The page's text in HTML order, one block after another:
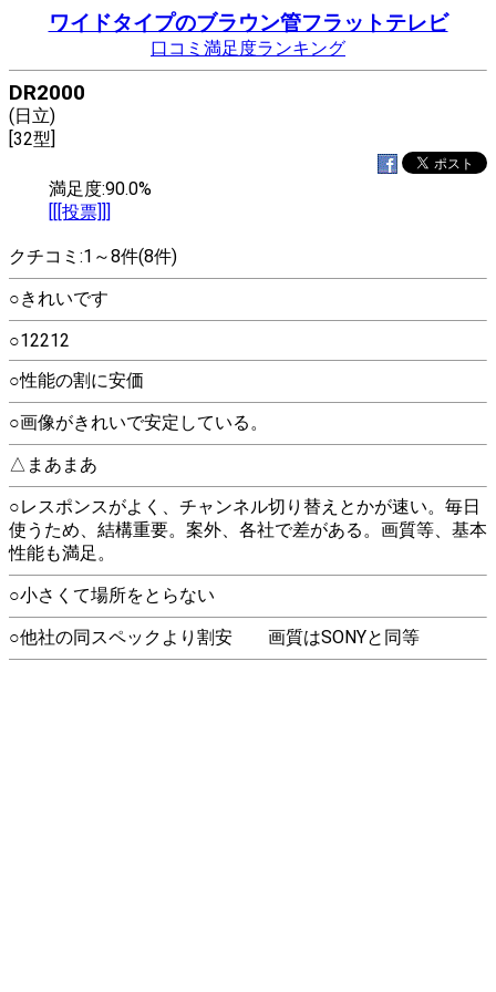
ワイドタイプのブラウン管フラットテレビ
口コミ満足度ランキング
DR2000
(日立)
[32型]
満足度:90.0%
[[[投票]]]
クチコミ:1～8件(8件)
○きれいです
○12212
○性能の割に安価
○画像がきれいで安定している。
△まあまあ
○レスポンスがよく、チャンネル切り替えとかが速い。毎日
使うため、結構重要。案外、各社で差がある。画質等、基本
性能も満足。
○小さくて場所をとらない
○他社の同スペックより割安 画質はSONYと同等